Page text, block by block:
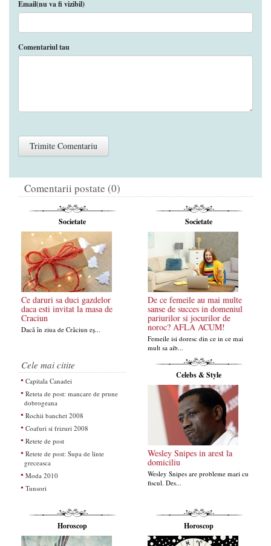
Email(nu va fi vizibil)
Comentariul tau
Comentarii postate (0)
Societate
Ce daruri sa duci gazdelor
daca esti invitat la masa de
Craciun
Dacă în ziua de Crăciun eș...
Societate
De ce femeile au mai multe
sanse de succes in domeniul
pariurilor si jocurilor de
noroc? AFLA ACUM!
Femeile isi doresc din ce in ce mai
mult sa aib...
Cele mai citite
Capitala Canadei
Reteta de post: mancare de prune
dobrogeana
Rochii banchet 2008
Coafuri si frizuri 2008
Retete de post
Retete de post: Supa de linte
greceasca
Moda 2010
Tunsori
Celebs & Style
Wesley Snipes in arest la
domiciliu
Wesley Snipes are probleme mari cu
fiscul. Des...
Horoscop Horoscop